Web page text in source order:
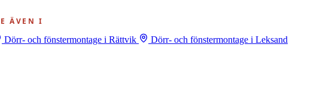
ÄVEN I
Dörr- och fönstermontage i Rättvik
Dörr- och fönstermontage i Leksand